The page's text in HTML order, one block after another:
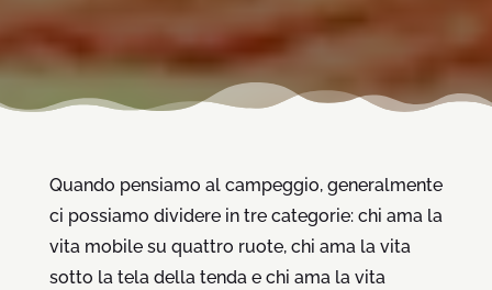
Quando pensiamo al campeggio, generalmente
ci possiamo dividere in tre categorie: chi ama la
vita mobile su quattro ruote, chi ama la vita
sotto la tela della tenda e chi ama la vita